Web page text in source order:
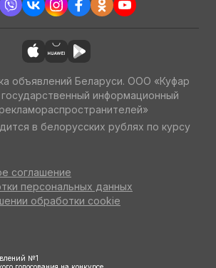
объявлений Беларуси. ООО «Куфар
информационный
в белорусских рублях по курсу
соглашение
персональных данных
обработки cookie
№1